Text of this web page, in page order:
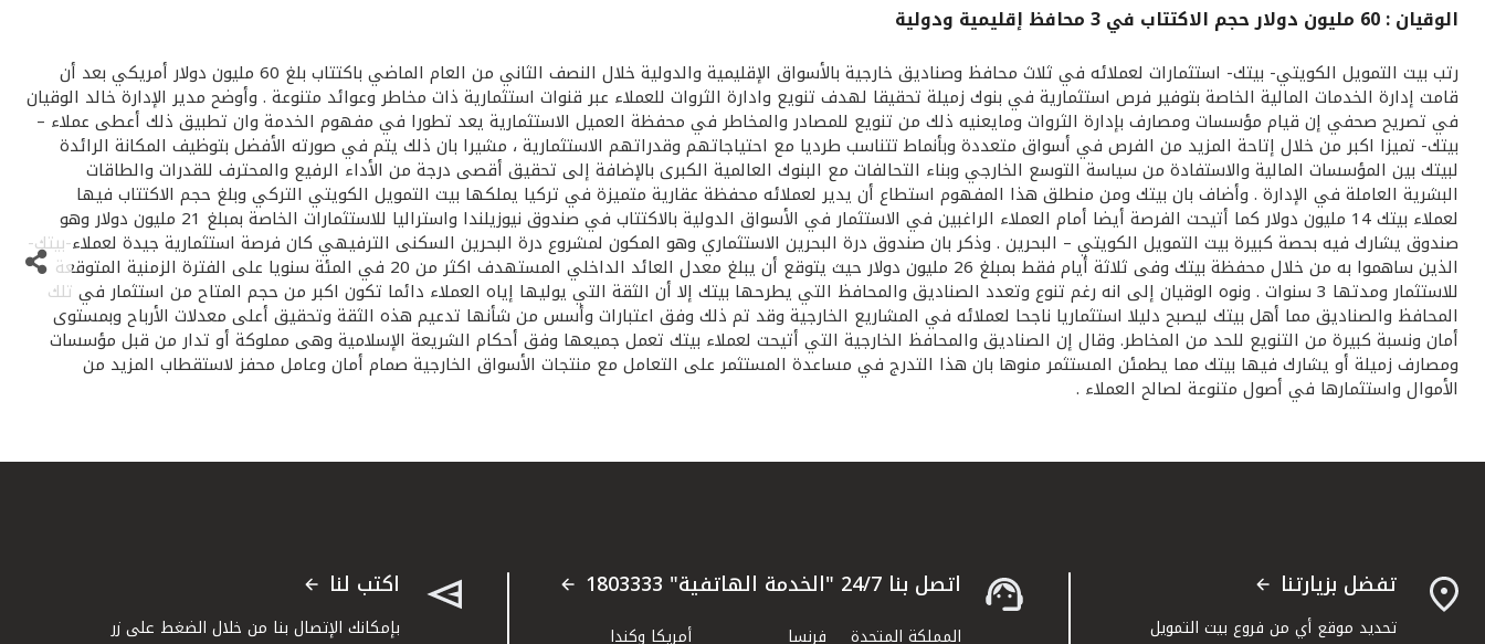
الوقيان : 60 مليون دولار حجم الاكتتاب في 3 محافظ إقليمية ودولية
رتب بيت التمويل الكويتي- بيتك- استثمارات لعملائه في ثلاث محافظ وصناديق خارجية بالأسواق الإقليمية والدولية خلال النصف الثاني من العام الماضي باكتتاب بلغ 60 مليون دولار أمريكي بعد أن
قامت إدارة الخدمات المالية الخاصة بتوفير فرص استثمارية في بنوك زميلة تحقيقا لهدف تنويع وادارة الثروات للعملاء عبر قنوات استثمارية ذات مخاطر وعوائد متنوعة . وأوضح مدير الإدارة خالد الوقيان
في تصريح صحفي إن قيام مؤسسات ومصارف بإدارة الثروات ومايعنيه ذلك من تنويع للمصادر والمخاطر في محفظة العميل الاستثمارية يعد تطورا في مفهوم الخدمة وان تطبيق ذلك أعطى عملاء –
بيتك- تميزا اكبر من خلال إتاحة المزيد من الفرص في أسواق متعددة وبأنماط تتناسب طرديا مع احتياجاتهم وقدراتهم الاستثمارية ، مشيرا بان ذلك يتم في صورته الأفضل بتوظيف المكانة الرائدة
لبيتك بين المؤسسات المالية والاستفادة من سياسة التوسع الخارجي وبناء التحالفات مع البنوك العالمية الكبرى بالإضافة إلى تحقيق أقصى درجة من الأداء الرفيع والمحترف للقدرات والطاقات
البشرية العاملة في الإدارة . وأضاف بان بيتك ومن منطلق هذا المفهوم استطاع أن يدير لعملائه محفظة عقارية متميزة في تركيا يملكها بيت التمويل الكويتي التركي وبلغ حجم الاكتتاب فيها
لعملاء بيتك 14 مليون دولار كما أتيحت الفرصة أيضا أمام العملاء الراغبين في الاستثمار في الأسواق الدولية بالاكتتاب في صندوق نيوزيلندا واستراليا للاستثمارات الخاصة بمبلغ 21 مليون دولار وهو
صندوق يشارك فيه بحصة كبيرة بيت التمويل الكويتي – البحرين . وذكر بان صندوق درة البحرين الاستثماري وهو المكون لمشروع درة البحرين السكنى الترفيهي كان فرصة استثمارية جيدة لعملاء-بيتك-
الذين ساهموا به من خلال محفظة بيتك وفى ثلاثة أيام فقط بمبلغ 26 مليون دولار حيث يتوقع أن يبلغ معدل العائد الداخلي المستهدف اكثر من 20 في المئة سنويا على الفترة الزمنية المتوقعة
للاستثمار ومدتها 3 سنوات . ونوه الوقيان إلى انه رغم تنوع وتعدد الصناديق والمحافظ التي يطرحها بيتك إلا أن الثقة التي يوليها إياه العملاء دائما تكون اكبر من حجم المتاح من استثمار في تلك
المحافظ والصناديق مما أهل بيتك ليصبح دليلا استثماريا ناجحا لعملائه في المشاريع الخارجية وقد تم ذلك وفق اعتبارات وأسس من شأنها تدعيم هذه الثقة وتحقيق أعلى معدلات الأرباح وبمستوى
أمان ونسبة كبيرة من التنويع للحد من المخاطر. وقال إن الصناديق والمحافظ الخارجية التي أتيحت لعملاء بيتك تعمل جميعها وفق أحكام الشريعة الإسلامية وهى مملوكة أو تدار من قبل مؤسسات
ومصارف زميلة أو يشارك فيها بيتك مما يطمئن المستثمر منوها بان هذا التدرج في مساعدة المستثمر على التعامل مع منتجات الأسواق الخارجية صمام أمان وعامل محفز لاستقطاب المزيد من
الأموال واستثمارها في أصول متنوعة لصالح العملاء .
تفضل بزيارتنا
تحديد موقع أي من فروع بيت التمويل
اتصل بنا 24/7 "الخدمة الهاتفية" 1803333
المملكة المتحدة
فرنسا
أمريكا وكندا
اكتب لنا
بإمكانك الإتصال بنا من خلال الضغط على زر